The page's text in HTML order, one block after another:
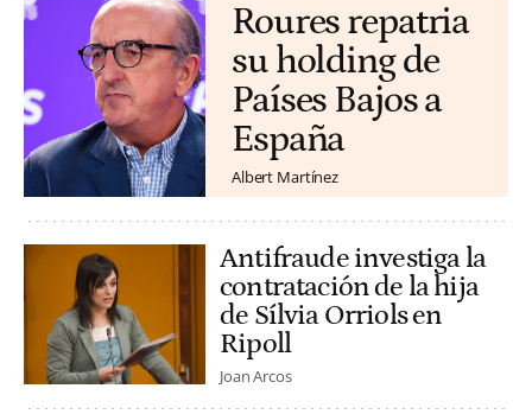
Roures repatria
su holding de
Países Bajos a
España
Albert Martínez
Antifraude investiga la
contratación de la hija
de Sílvia Orriols en
Ripoll
Joan Arcos